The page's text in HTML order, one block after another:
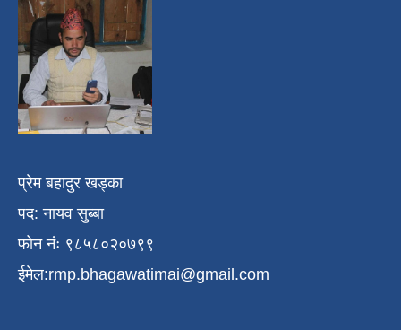
प्रेम बहादुर खड्का
पद: नायव सुब्बा
फोन नंः ९८५८०२०७९९
ईमेल:rmp.bhagawatimai@gmail.com